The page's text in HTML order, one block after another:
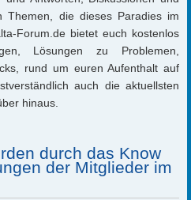
Themen, die dieses Paradies im
Forum.de bietet euch kostenlos
Lösungen zu Problemen,
rund um euren Aufenthalt auf
auch die aktuellsten
hinaus.
durch das Know
der Mitglieder im